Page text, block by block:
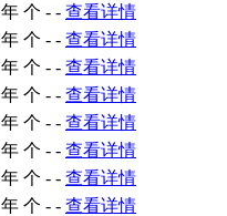
年 个 - - 查看详情
年 个 - - 查看详情
年 个 - - 查看详情
年 个 - - 查看详情
年 个 - - 查看详情
年 个 - - 查看详情
年 个 - - 查看详情
年 个 - - 查看详情